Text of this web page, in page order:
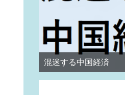
混迷する中国経済